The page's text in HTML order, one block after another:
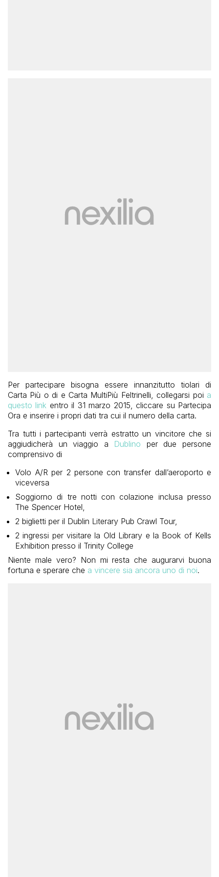
Per partecipare bisogna essere innanzitutto tiolari di
Carta Più o di e Carta MultiPiù Feltrinelli, collegarsi poi a
questo link entro il 31 marzo 2015, cliccare su Partecipa
Ora e inserire i propri dati tra cui il numero della carta.
Tra tutti i partecipanti verrà estratto un vincitore che si
aggiudicherà un viaggio a Dublino per due persone
comprensivo di
Volo A/R per 2 persone con transfer dall’aeroporto e
viceversa
Soggiorno di tre notti con colazione inclusa presso
The Spencer Hotel,
2 biglietti per il Dublin Literary Pub Crawl Tour,
2 ingressi per visitare la Old Library e la Book of Kells
Exhibition presso il Trinity College
Niente male vero? Non mi resta che augurarvi buona
fortuna e sperare che a vincere sia ancora uno di noi.